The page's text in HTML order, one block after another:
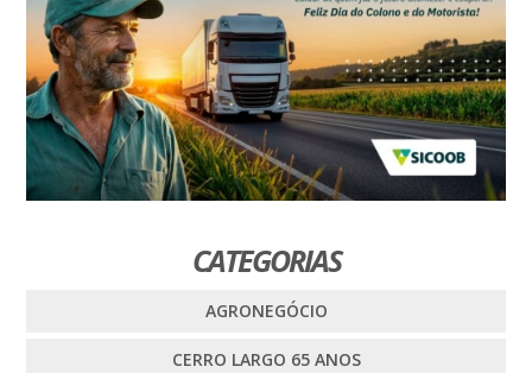
CATEGORIAS
AGRONEGÓCIO
CERRO LARGO 65 ANOS